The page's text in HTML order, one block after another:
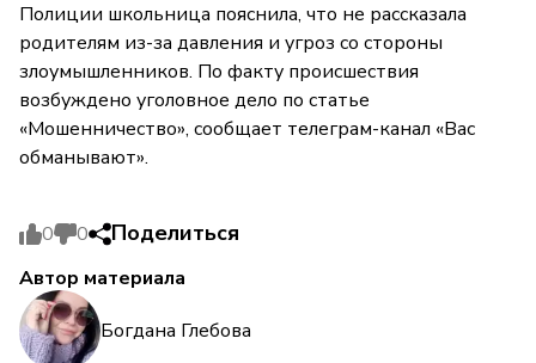
Полиции школьница пояснила, что не рассказала
родителям из-за давления и угроз со стороны
злоумышленников. По факту происшествия
возбуждено уголовное дело по статье
«Мошенничество», сообщает телеграм-канал «Вас
обманывают».
0 0 Поделиться
Автор материала
Богдана Глебова